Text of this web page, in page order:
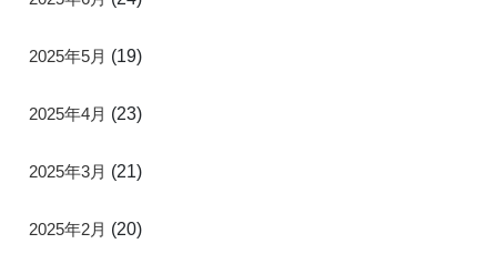
2025年5月 (19)
2025年4月 (23)
2025年3月 (21)
2025年2月 (20)